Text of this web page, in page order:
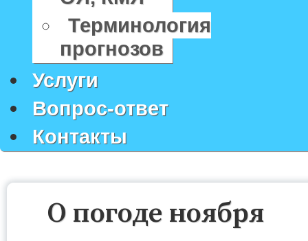
Терминология
прогнозов
Услуги
Вопрос-ответ
Контакты
О погоде ноября